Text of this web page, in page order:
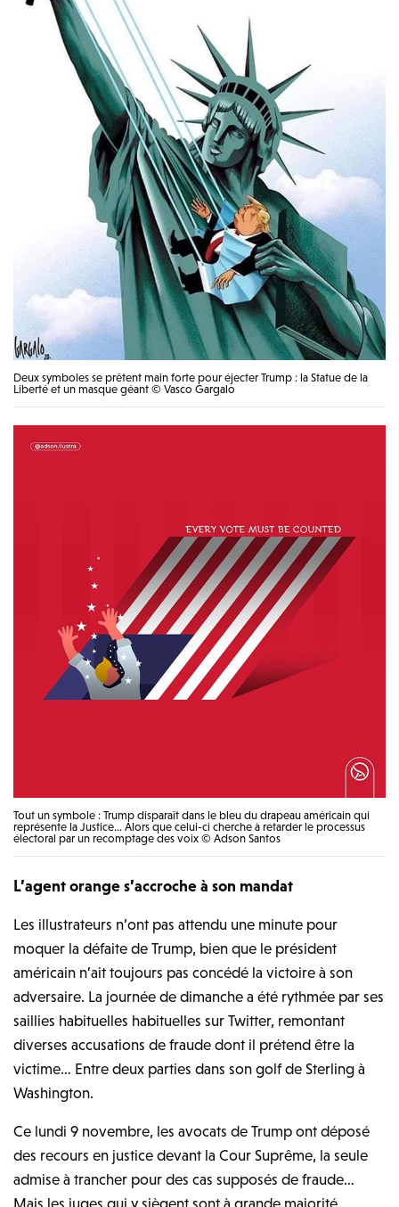
Deux symboles se prêtent main forte pour éjecter Trump : la Statue de la
Liberté et un masque géant © Vasco Gargalo
Tout un symbole : Trump disparaît dans le bleu du drapeau américain qui
représente la Justice… Alors que celui-ci cherche à retarder le processus
électoral par un recomptage des voix © Adson Santos
L’agent orange s’accroche à son mandat
Les illustrateurs n’ont pas attendu une minute pour
moquer la défaite de Trump, bien que le président
américain n’ait toujours pas concédé la victoire à son
adversaire. La journée de dimanche a été rythmée par ses
saillies habituelles habituelles sur Twitter, remontant
diverses accusations de fraude dont il prétend être la
victime… Entre deux parties dans son golf de Sterling à
Washington.
Ce lundi 9 novembre, les avocats de Trump ont déposé
des recours en justice devant la Cour Suprême, la seule
admise à trancher pour des cas supposés de fraude…
Mais les juges qui y siègent sont à grande majorité